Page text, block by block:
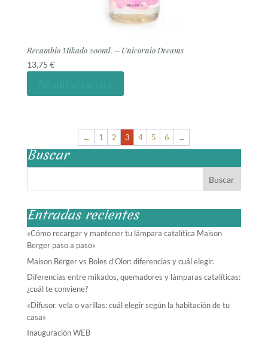
Recambio Mikado 200ml. – Unicornio Dreams
13,75 €
← 1 2 3 4 5 6 →
Buscar
Entradas recientes
«Cómo recargar y mantener tu lámpara catalítica Maison
Berger paso a paso»
Maison Berger vs Boles d’Olor: diferencias y cuál elegir.
Diferencias entre mikados, quemadores y lámparas catalíticas:
¿cuál te conviene?
«Difusor, vela o varillas: cuál elegir según la habitación de tu
casa»
Inauguración WEB